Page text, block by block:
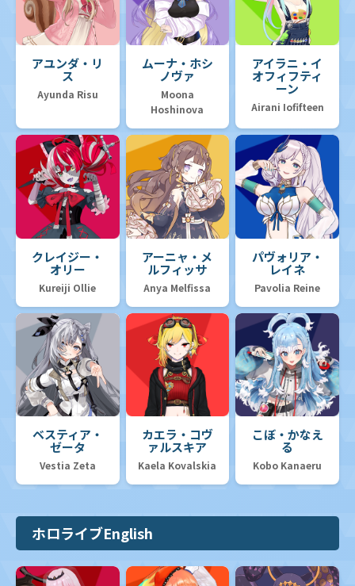
アユンダ・リ
ス
Ayunda Risu
ムーナ・ホシ
ノヴァ
Moona
Hoshinova
アイラニ・イ
オフィフティ
ーン
Airani Iofifteen
クレイジー・
オリー
Kureiji Ollie
アーニャ・メ
ルフィッサ
Anya Melfissa
パヴォリア・
レイネ
Pavolia Reine
ベスティア・
ゼータ
Vestia Zeta
カエラ・コヴ
ァルスキア
Kaela Kovalskia
こぼ・かなえ
る
Kobo Kanaeru
ホロライブEnglish